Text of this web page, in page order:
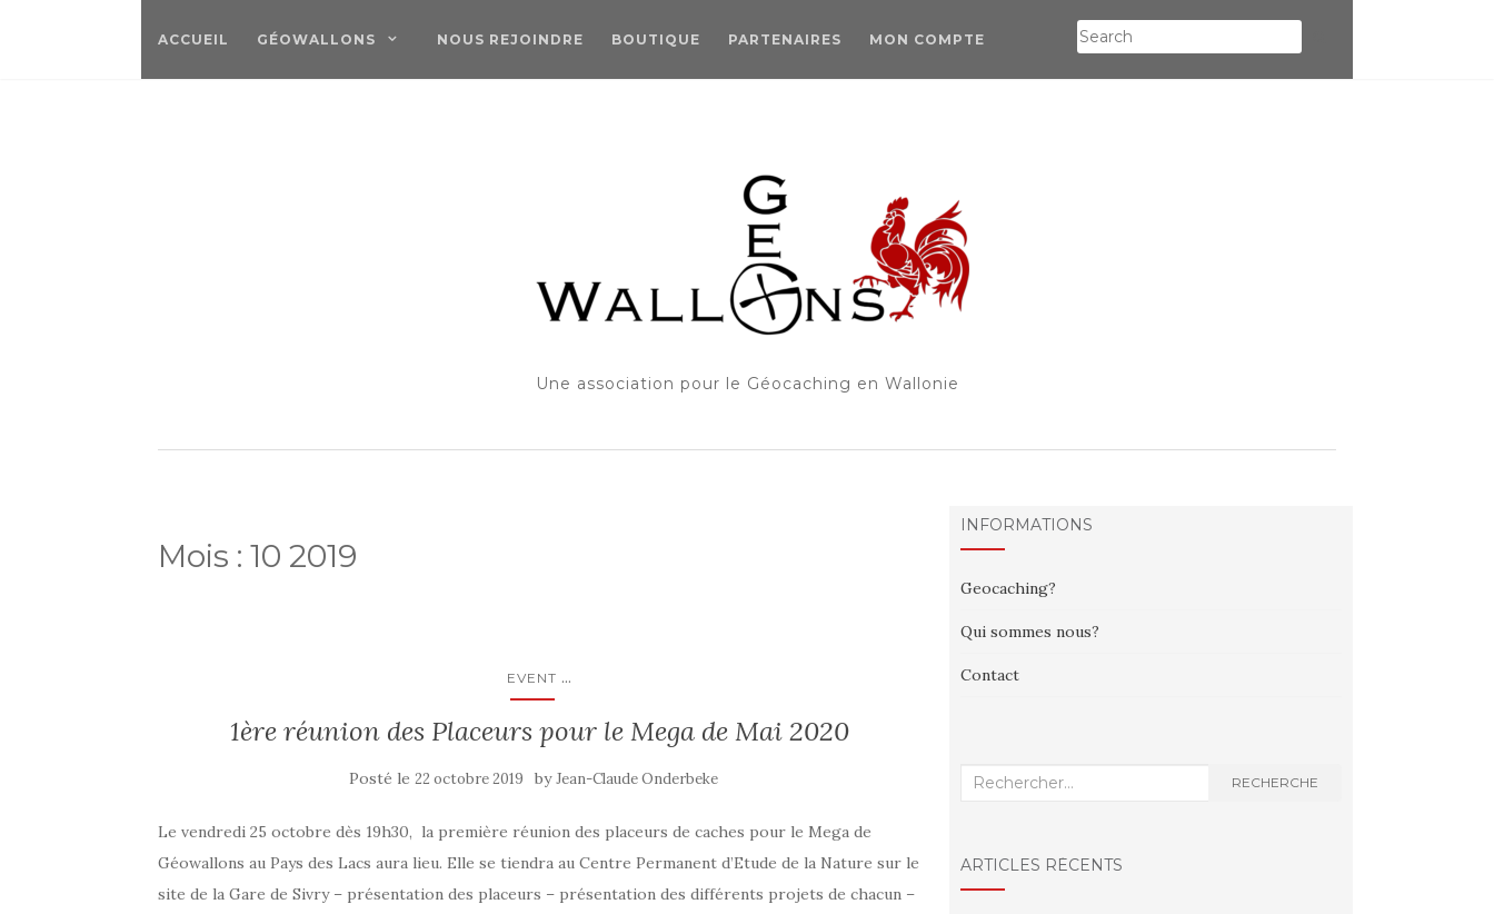
ACCUEIL GÉOWALLONS NOUS REJOINDRE BOUTIQUE PARTENAIRES MON COMPTE
Une association pour le Géocaching en Wallonie
Mois : 10 2019
EVENT ...
1ère réunion des Placeurs pour le Mega de Mai 2020
Posté le22 octobre 2019 byJean-Claude Onderbeke
Le vendredi 25 octobre dès 19h30, la première réunion des placeurs de caches pour le Mega de
Géowallons au Pays des Lacs aura lieu. Elle se tiendra au Centre Permanent d’Etude de la Nature sur le
site de la Gare de Sivry – présentation des placeurs – présentation des différents projets de chacun –
INFORMATIONS
Geocaching?
Qui sommes nous?
Contact
Recherche
RECHERCHE
ARTICLES RÉCENTS